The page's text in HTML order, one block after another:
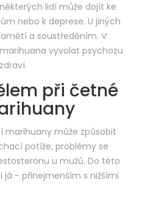
lidí může dojít ke
nebo k deprese. U jiných
a soustředěním. V
vyvolat psychozu
při četné
marihuany může způsobit
potíže, problémy se
u mužů. Do této
- přinejmenším s nižšími